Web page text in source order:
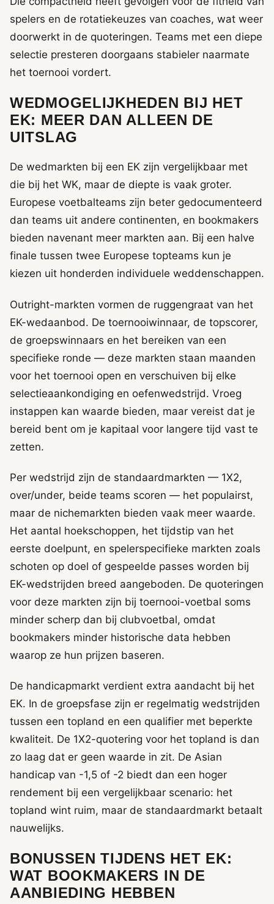
spelers en de rotatiekeuzes van coaches, wat weer
doorwerkt in de quoteringen. Teams met een diepe
selectie presteren doorgaans stabieler naarmate
het toernooi vordert.
WEDMOGELIJKHEDEN BIJ HET
EK: MEER DAN ALLEEN DE
UITSLAG
De wedmarkten bij een EK zijn vergelijkbaar met
die bij het WK, maar de diepte is vaak groter.
Europese voetbalteams zijn beter gedocumenteerd
dan teams uit andere continenten, en bookmakers
bieden navenant meer markten aan. Bij een halve
finale tussen twee Europese topteams kun je
kiezen uit honderden individuele weddenschappen.
Outright-markten vormen de ruggengraat van het
EK-wedaanbod. De toernooiwinnaar, de topscorer,
de groepswinnaars en het bereiken van een
specifieke ronde — deze markten staan maanden
voor het toernooi open en verschuiven bij elke
selectieaankondiging en oefenwedstrijd. Vroeg
instappen kan waarde bieden, maar vereist dat je
bereid bent om je kapitaal voor langere tijd vast te
zetten.
Per wedstrijd zijn de standaardmarkten — 1X2,
over/under, beide teams scoren — het populairst,
maar de nichemarkten bieden vaak meer waarde.
Het aantal hoekschoppen, het tijdstip van het
eerste doelpunt, en spelerspecifieke markten zoals
schoten op doel of gespeelde passes worden bij
EK-wedstrijden breed aangeboden. De quoteringen
voor deze markten zijn bij toernooi-voetbal soms
minder scherp dan bij clubvoetbal, omdat
bookmakers minder historische data hebben
waarop ze hun prijzen baseren.
De handicapmarkt verdient extra aandacht bij het
EK. In de groepsfase zijn er regelmatig wedstrijden
tussen een topland en een qualifier met beperkte
kwaliteit. De 1X2-quotering voor het topland is dan
zo laag dat er geen waarde in zit. De Asian
handicap van -1,5 of -2 biedt dan een hoger
rendement bij een vergelijkbaar scenario: het
topland wint ruim, maar de standaardmarkt betaalt
nauwelijks.
BONUSSEN TIJDENS HET EK:
WAT BOOKMAKERS IN DE
AANBIEDING HEBBEN